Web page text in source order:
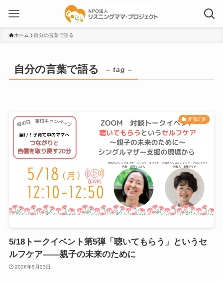
ホーム 自分の言葉で語る
自分の言葉で語る – tag –
新着記事
5/18トークイベント第5弾「聴いてもらう」というセ
ルフケア——親子の未来のために
2026年5月23日